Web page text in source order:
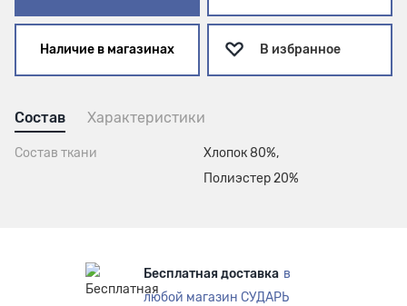
Наличие в магазинах В избранное
Состав Характеристики
Состав ткани
Хлопок 80%,
Полиэстер 20%
Бесплатная доставка в
любой магазин СУДАРЬ